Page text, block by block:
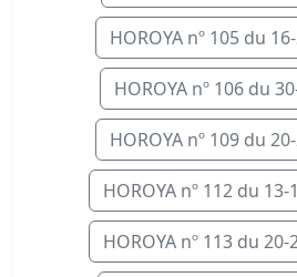
HOROYA nº 105 du
HOROYA nº 106 du
HOROYA nº 109 du
HOROYA nº 112 du
HOROYA nº 113 du